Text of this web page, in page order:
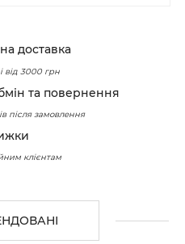
доставка
від 3000 грн
та повернення
після замовлення
клієнтам